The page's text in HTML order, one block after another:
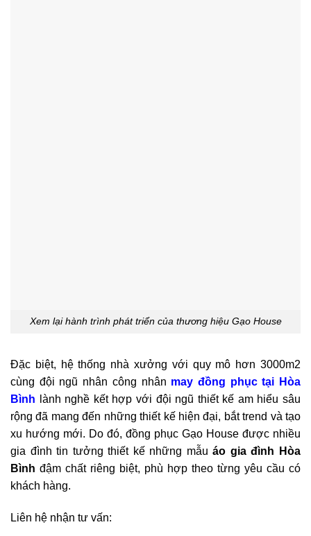
Xem lại hành trình phát triển của thương hiệu Gạo House
Đặc biệt, hệ thống nhà xưởng với quy mô hơn 3000m2
cùng đội ngũ nhân công nhân may đồng phục tại Hòa
Bình lành nghề kết hợp với đội ngũ thiết kế am hiểu sâu
rộng đã mang đến những thiết kế hiện đại, bắt trend và tạo
xu hướng mới. Do đó, đồng phục Gạo House được nhiều
gia đình tin tưởng thiết kế những mẫuáo gia đình Hòa
Bình đậm chất riêng biệt, phù hợp theo từng yêu cầu có
khách hàng.
Liên hệ nhận tư vấn: